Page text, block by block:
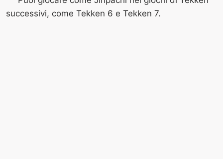
successivi, come Tekken 6 e Tekken 7.